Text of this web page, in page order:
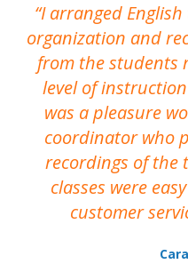
I arranged
organization and
from the students
level of
was a pleasure
coordinator who
recordings of the
classes were
customer